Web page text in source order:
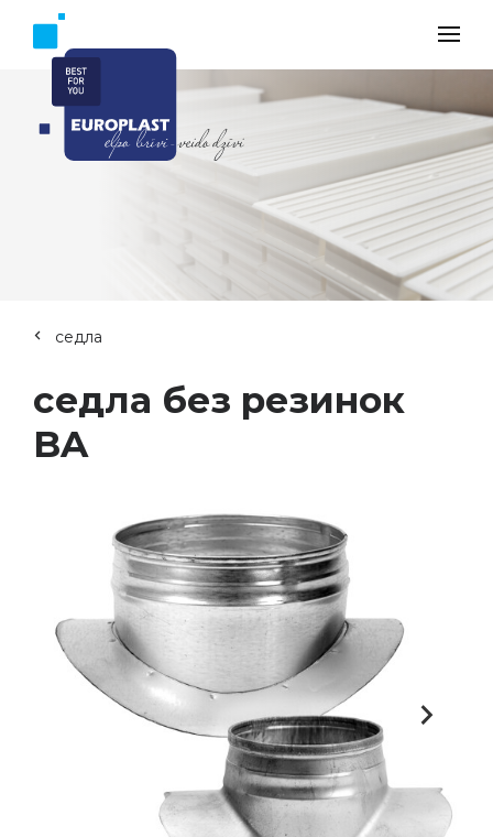
седла
седла без резинок
BA